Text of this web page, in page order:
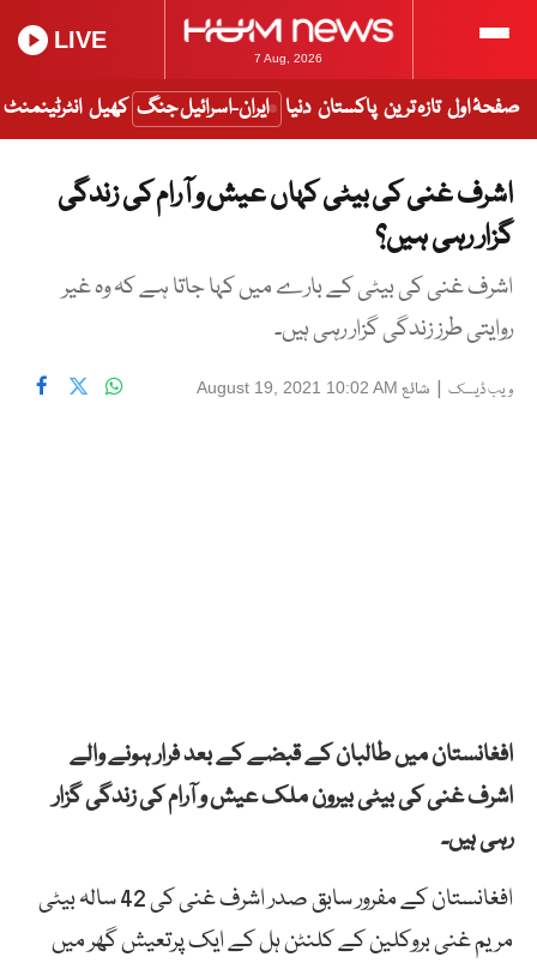
7 Aug, 2026
LIVE
صفحۂ اول تازہ ترین پاکستان دنیا ایران-اسرائیل جنگ کھیل انٹرٹینمنٹ
اشرف غنی کی بیٹی کہاں عیش و آرام کی زندگی
گزار رہی ہیں؟
اشرف غنی کی بیٹی کے بارے میں کہا جاتا ہے کہ وہ غیر
روایتی طرز زندگی گزار رہی ہیں۔
ویب ڈیسک | شائع August 19, 2021 10:02 AM
افغانستان میں طالبان کے قبضے کے بعد فرار ہونے والے
اشرف غنی کی بیٹی بیرون ملک عیش و آرام کی زندگی گزار
رہی ہیں۔
افغانستان کے مفرور سابق صدر اشرف غنی کی 42 سالہ بیٹی
مریم غنی بروکلین کے کلنٹن ہل کے ایک پرتعیش گھر میں